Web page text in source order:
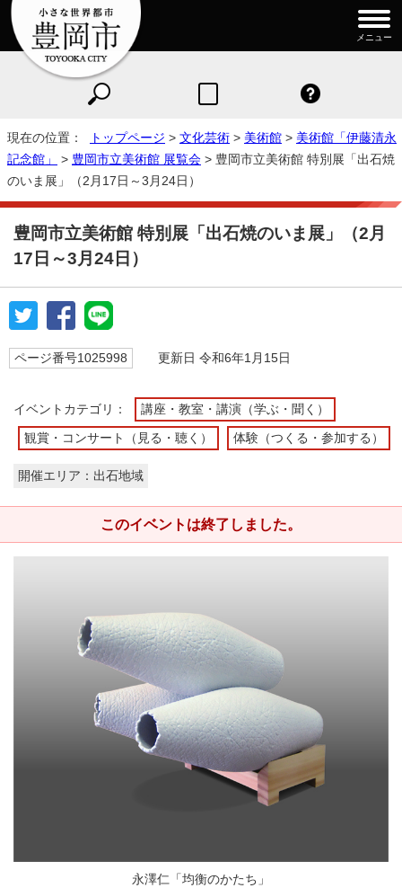
メニュー
現在の位置： トップページ > 文化芸術 > 美術館 > 美術館「伊藤清永
記念館」
> 豊岡市立美術館 展覧会 > 豊岡市立美術館 特別展「出石焼
のいま展」（2月17日～3月24日）
豊岡市立美術館 特別展「出石焼のいま展」（2月
17日～3月24日）
ページ番号1025998 更新日 令和6年1月15日
イベントカテゴリ： 講座・教室・講演（学ぶ・聞く）
観賞・コンサート（見る・聴く） 体験（つくる・参加する）
開催エリア：出石地域
このイベントは終了しました。
永澤仁「均衡のかたち」